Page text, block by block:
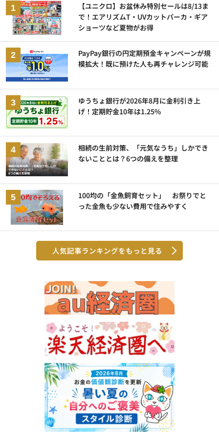
【ユニクロ】お盆休み特別セールは8/13ま
で！エアリズムT・UVカットパーカ・ギア
ショーツなど夏物がお得
PayPay銀行の円定期預金キャンペーンが規
模拡大！既に預けた人も再チャレンジ可能
ゆうちょ銀行が2026年8月に金利引き上
げ！定期貯金10年は1.25%
相続の生前対策、「元気なうち」しかでき
ないこととは？6つの備えを整理
100均の「金魚飼育セット」 お祭りでと
った金魚も少ない費用で住みやすく
人気記事ランキングをもっと見る